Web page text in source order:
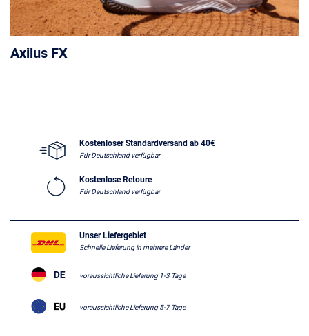
Axilus FX
Kostenloser Standardversand ab 40€
Für Deutschland verfügbar
Kostenlose Retoure
Für Deutschland verfügbar
Unser Liefergebiet
Schnelle Lieferung in mehrere Länder
voraussichtliche Lieferung 1-3 Tage
voraussichtliche Lieferung 5-7 Tage